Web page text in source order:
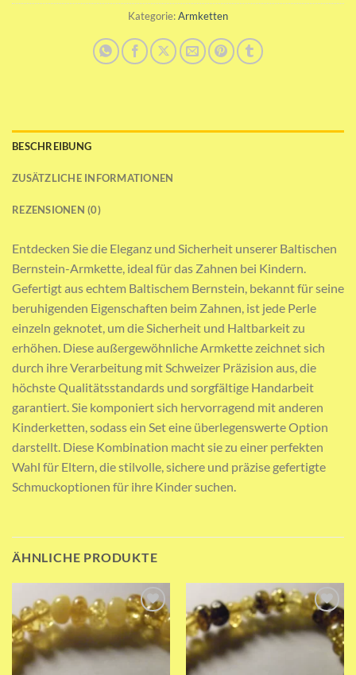
Kategorie:Armketten
BESCHREIBUNG
ZUSÄTZLICHE INFORMATIONEN
REZENSIONEN (0)
Entdecken Sie die Eleganz und Sicherheit unserer Baltischen
Bernstein-Armkette, ideal für das Zahnen bei Kindern.
Gefertigt aus echtem Baltischem Bernstein, bekannt für seine
beruhigenden Eigenschaften beim Zahnen, ist jede Perle
einzeln geknotet, um die Sicherheit und Haltbarkeit zu
erhöhen. Diese außergewöhnliche Armkette zeichnet sich
durch ihre Verarbeitung mit Schweizer Präzision aus, die
höchste Qualitätsstandards und sorgfältige Handarbeit
garantiert. Sie komponiert sich hervorragend mit anderen
Kinderketten, sodass ein Set eine überlegenswerte Option
darstellt. Diese Kombination macht sie zu einer perfekten
Wahl für Eltern, die stilvolle, sichere und präzise gefertigte
Schmuckoptionen für ihre Kinder suchen.
ÄHNLICHE PRODUKTE
Add to wishlist Add to wishlist